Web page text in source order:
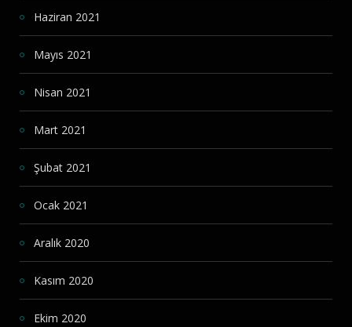
Haziran 2021
Mayıs 2021
Nisan 2021
Mart 2021
Şubat 2021
Ocak 2021
Aralık 2020
Kasım 2020
Ekim 2020